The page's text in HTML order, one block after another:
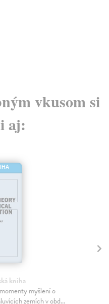
vkusom si
aj:
kniha
myšlení o
zemích v obd...